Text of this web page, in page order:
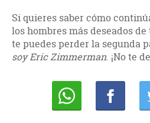
Si quieres saber cómo
los hombres más deseados
te puedes perder la segunda
soy Eric Zimmerman. ¡No te